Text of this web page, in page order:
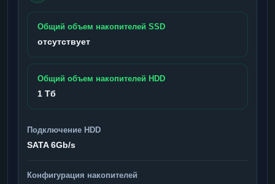
Общий объем накопителей SSD
отсутствует
Общий объем накопителей HDD
1 Тб
Подключение HDD
SATA 6Gb/s
Конфигурация накопителей